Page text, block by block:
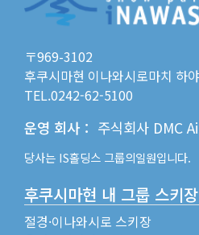
〒969-3102
후쿠시마현 이나와시로마치 하
TEL.0242-62-5100
운영 회사 ： 주식회사 DMC
당사는 IS홀딩스 그룹의일원입니다.
후쿠시마현 내 그룹 스키장
절경·이나와시로 스키장